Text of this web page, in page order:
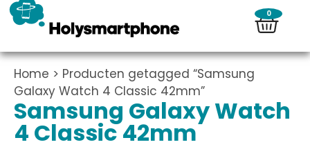
0
Home > Producten getagged “Samsung
Galaxy Watch 4 Classic 42mm”
Samsung Galaxy Watch
4 Classic 42mm